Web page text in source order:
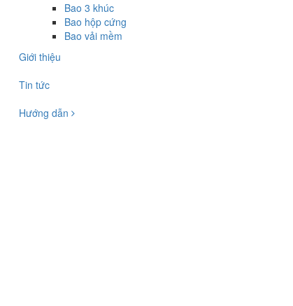
Bao 3 khúc
Bao hộp cứng
Bao vải mềm
Giới thiệu
Tin tức
Hướng dẫn